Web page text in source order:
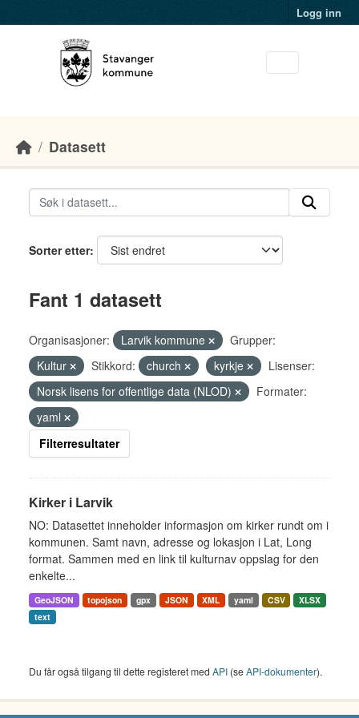
Logg inn
Datasett
Sorter etter
Fant 1 datasett
Organisasjoner: Larvik kommune
Grupper:
Kultur
Stikkord: church kyrkje
Lisenser:
Norsk lisens for offentlige data (NLOD)
Formater:
yaml
Filterresultater
Kirker i Larvik
NO: Datasettet inneholder informasjon om kirker rundt om i
kommunen. Samt navn, adresse og lokasjon i Lat, Long
format. Sammen med en link til kulturnav oppslag for den
enkelte...
GeoJSON topojson gpx JSON XML yaml CSV
XLSX
text
Du får også tilgang til dette registeret med API (seAPI-dokumenter).